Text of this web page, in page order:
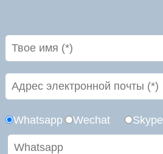
Whatsapp Wechat Skype